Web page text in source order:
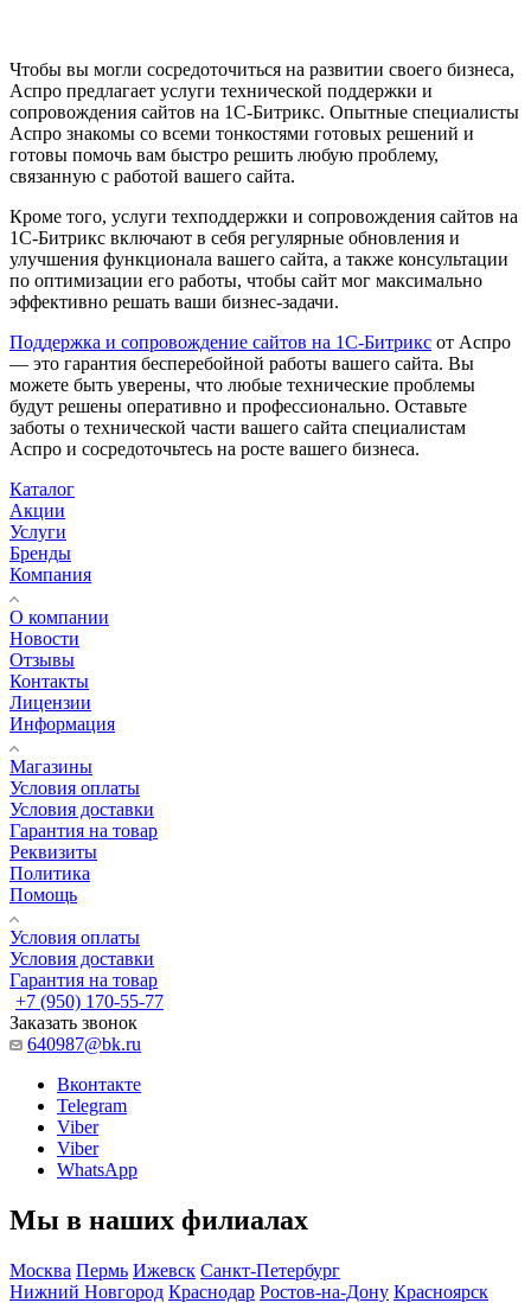
Чтобы вы могли сосредоточиться на развитии своего бизнеса,
Аспро предлагает услуги технической поддержки и
сопровождения сайтов на 1С-Битрикс. Опытные специалисты
Аспро знакомы со всеми тонкостями готовых решений и
готовы помочь вам быстро решить любую проблему,
связанную с работой вашего сайта.
Кроме того, услуги техподдержки и сопровождения сайтов на
1С-Битрикс включают в себя регулярные обновления и
улучшения функционала вашего сайта, а также консультации
по оптимизации его работы, чтобы сайт мог максимально
эффективно решать ваши бизнес-задачи.
Поддержка и сопровождение сайтов на 1С-Битрикс от Аспро
— это гарантия бесперебойной работы вашего сайта. Вы
можете быть уверены, что любые технические проблемы
будут решены оперативно и профессионально. Оставьте
заботы о технической части вашего сайта специалистам
Аспро и сосредоточьтесь на росте вашего бизнеса.
Каталог
Акции
Услуги
Бренды
Компания
О компании
Новости
Отзывы
Контакты
Лицензии
Информация
Магазины
Условия оплаты
Условия доставки
Гарантия на товар
Реквизиты
Политика
Помощь
Условия оплаты
Условия доставки
Гарантия на товар
+7 (950) 170-55-77
Заказать звонок
640987@bk.ru
Вконтакте
Telegram
Viber
Viber
WhatsApp
Мы в наших филиалах
Москва Пермь Ижевск Санкт-Петербург
Нижний Новгород Краснодар Ростов-на-Дону Красноярск